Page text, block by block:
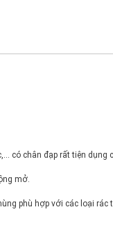
có chân đạp rất tiện dụng
mở.
phù hợp với các loại rác